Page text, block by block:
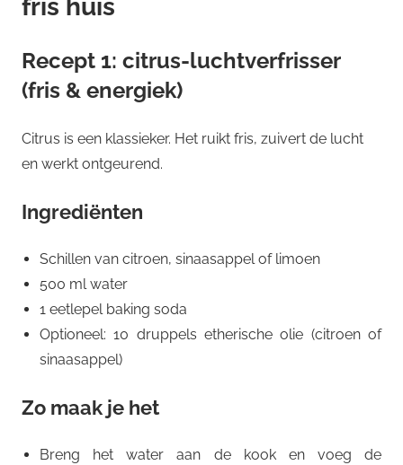
fris huis
Recept 1: citrus-luchtverfrisser
(fris & energiek)
Citrus is een klassieker. Het ruikt fris, zuivert de lucht
en werkt ontgeurend.
Ingrediënten
Schillen van citroen, sinaasappel of limoen
500 ml water
1 eetlepel baking soda
Optioneel: 10 druppels etherische olie (citroen of
sinaasappel)
Zo maak je het
Breng het water aan de kook en voeg de